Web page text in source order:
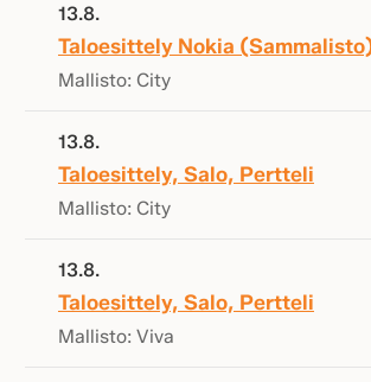
13.8.
Taloesittely Nokia
Mallisto: City
13.8.
Taloesittely, Salo, Pertteli
Mallisto: City
13.8.
Taloesittely, Salo, Pertteli
Mallisto: Viva